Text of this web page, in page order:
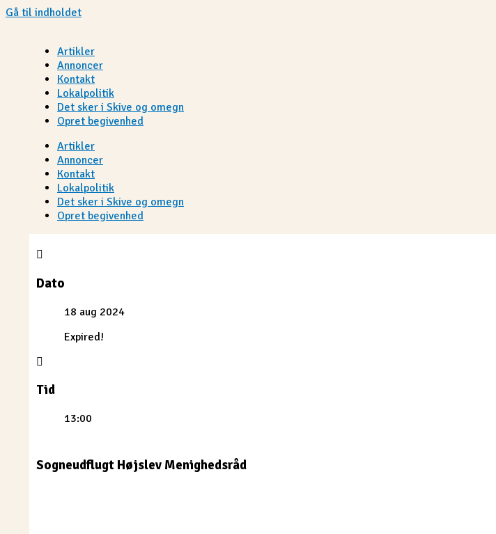
Gå til indholdet
Artikler
Annoncer
Kontakt
Lokalpolitik
Det sker i Skive og omegn
Opret begivenhed
Artikler
Annoncer
Kontakt
Lokalpolitik
Det sker i Skive og omegn
Opret begivenhed
Dato
18 aug 2024
Expired!
Tid
13:00
Sogneudflugt Højslev Menighedsråd